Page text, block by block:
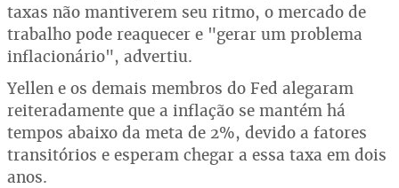
taxas não mantiverem seu ritmo, o mercado de
trabalho pode reaquecer e "gerar um problema
inflacionário", advertiu.
Yellen e os demais membros do Fed alegaram
reiteradamente que a inflação se mantém há
tempos abaixo da meta de 2%, devido a fatores
transitórios e esperam chegar a essa taxa em dois
anos.